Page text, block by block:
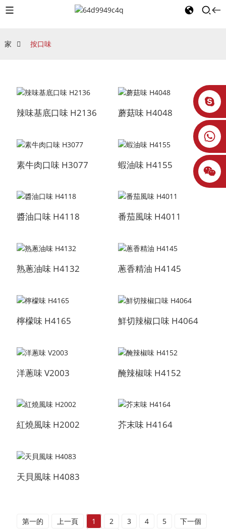
家 按口味
辣味基底口味 H2136 蘑菇味 H4048
素牛肉口味 H3077 蝦油味 H4155
醬油口味 H4118 番茄風味 H4011
熟蔥油味 H4132 蔥香精油 H4145
檸檬味 H4165 鮮切辣椒口味 H4064
洋蔥味 V2003 醃辣椒味 H4152
紅燒風味 H2002 芥末味 H4164
天貝風味 H4083
第一的 上一頁 1 2 3 4 5
下一個